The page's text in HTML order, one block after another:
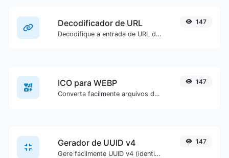
Decodificador de URL
Decodifique a entrada de URL de volta para texto normal.
147
ICO para WEBP
Converta facilmente arquivos de imagem ICO para WEBP.
147
Gerador de UUID v4
Gere facilmente UUID v4 (identificador universalmente único) com a ajuda da nossa ferramenta.
147